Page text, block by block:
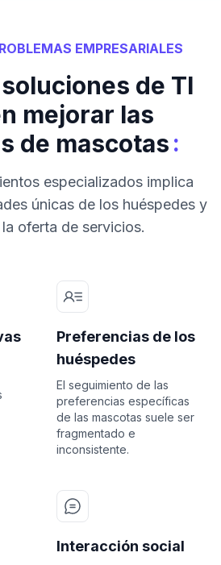
EMPRESARIALES
de TI
mejorar las
de mascotas:
especializados implica
únicas de los huéspedes y
oferta de servicios.
Preferencias de los
huéspedes
El seguimiento de las
preferencias específicas
de las mascotas suele ser
fragmentado e
inconsistente.
Interacción social